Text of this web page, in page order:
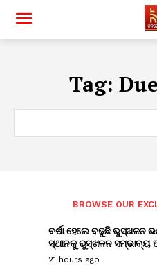
Tag:
BROWSE OUR
ବର୍ଷା ହେଲେ ବଢୁଛି ଭୁସ୍ଖଳନ
ସ୍ଥାନକୁ ଭୁସ୍ଖଳନ ସମ୍ଭାବ୍ୟ
21 hours ago